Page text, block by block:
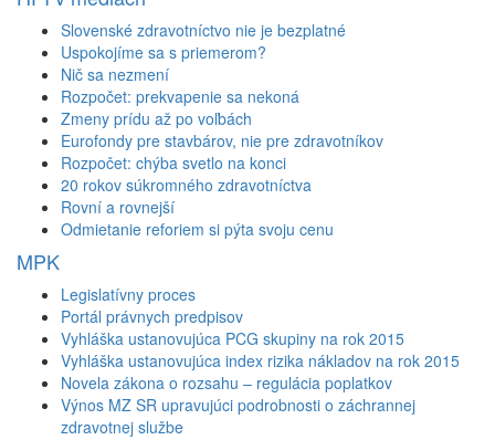
Slovenské zdravotníctvo nie je bezplatné
Uspokojíme sa s priemerom?
Nič sa nezmení
Rozpočet: prekvapenie sa nekoná
Zmeny prídu až po voľbách
Eurofondy pre stavbárov, nie pre zdravotníkov
Rozpočet: chýba svetlo na konci
20 rokov súkromného zdravotníctva
Rovní a rovnejší
Odmietanie reforiem si pýta svoju cenu
MPK
Legislatívny proces
Portál právnych predpisov
Vyhláška ustanovujúca PCG skupiny na rok 2015
Vyhláška ustanovujúca index rizika nákladov na rok 2015
Novela zákona o rozsahu – regulácia poplatkov
Výnos MZ SR upravujúci podrobnosti o záchrannej
zdravotnej službe